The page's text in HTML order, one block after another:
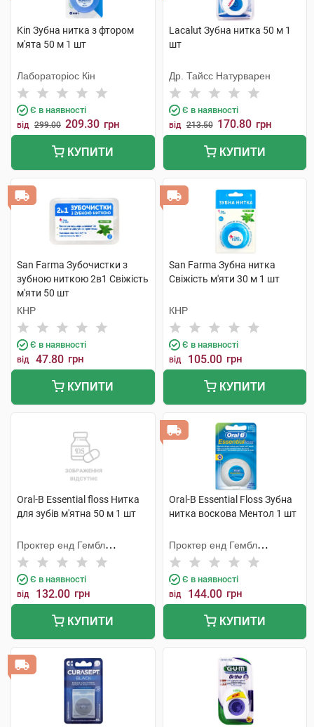
Kin Зубна нитка з фтором
м'ята 50 м 1 шт
Лабораторіос Кін
Є в наявності
від 299.00 209.30 грн
КУПИТИ
Lacalut Зубна нитка 50 м 1
шт
Др. Тайсс Натурварен
Є в наявності
від 213.50 170.80 грн
КУПИТИ
San Farma Зубочистки з
зубною ниткою 2в1 Свіжість
м'яти 50 шт
КНР
Є в наявності
від 47.80 грн
КУПИТИ
San Farma Зубна нитка
Свіжість м'яти 30 м 1 шт
КНР
Є в наявності
від 105.00 грн
КУПИТИ
Oral-B Essential floss Нитка
для зубів м'ятна 50 м 1 шт
Проктер енд Гембл
Меньюфекчурінг
Є в наявності
від 132.00 грн
КУПИТИ
Oral-B Essential Floss Зубна
нитка воскова Ментол 1 шт
Проктер енд Гембл
Меньюфекчурінг
Є в наявності
від 144.00 грн
КУПИТИ